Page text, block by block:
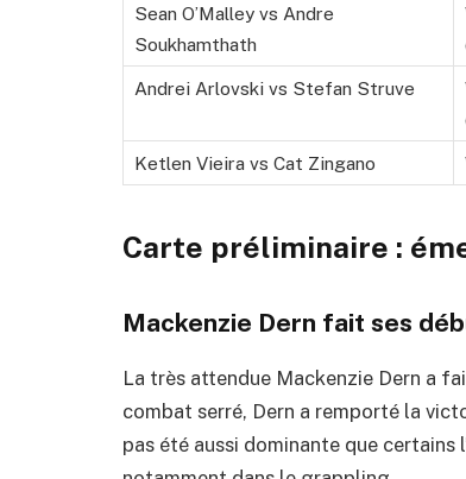
Sean O’Malley vs Andre
Soukhamthath
Andrei Arlovski vs Stefan Struve
Ketlen Vieira vs Cat Zingano
Carte préliminaire :
Mackenzie Dern fait ses
La très attendue Mackenzie Dern a
combat serré, Dern a remporté la
pas été aussi dominante que